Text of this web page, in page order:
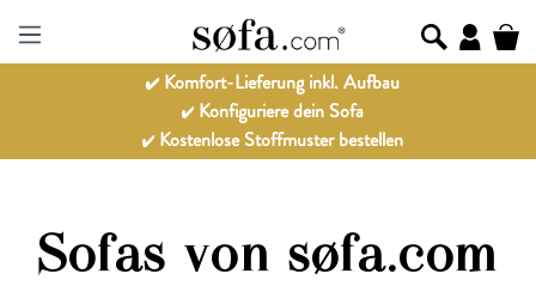
Komfort-Lieferung inkl. Aufbau
Konfiguriere dein Sofa
Kostenlose Stoffmuster bestellen
Sofas von søfa.com